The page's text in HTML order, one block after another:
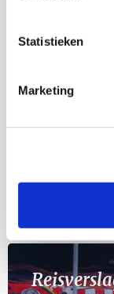
Statistieken
Marketing